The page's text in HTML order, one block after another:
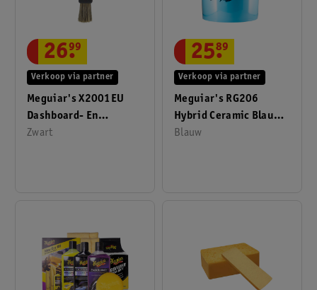
Meguiar's X2001EU
Dashboard- En
Interieurborstel
Zwart
Verkoop via partner
26.
99
Meguiar's RG206
Hybrid Ceramic Blauwe
Autowasemmer
Blauw
Verkoop via partner
25.
89